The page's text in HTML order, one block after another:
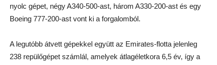
nyolc gépet, négy A340-500-ast, három A330-200-ast és egy
Boeing 777-200-ast vont ki a forgalomból.
A legutóbb átvett gépekkel együtt az Emirates-flotta jelenleg
238 repülőgépet számlál, amelyek átlagéletkora 6,5 év, így a